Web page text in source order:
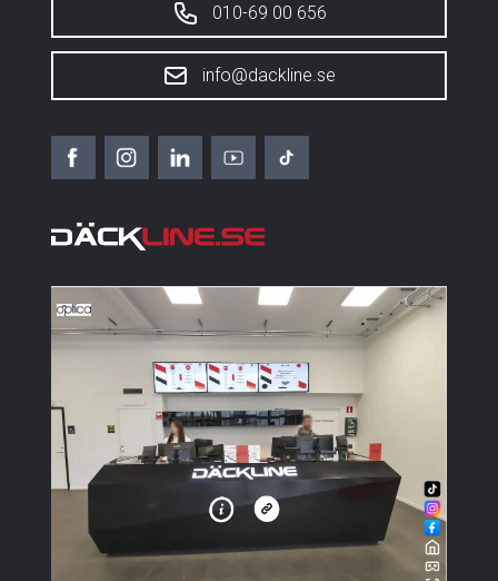
010-69 00 656
info@dackline.se